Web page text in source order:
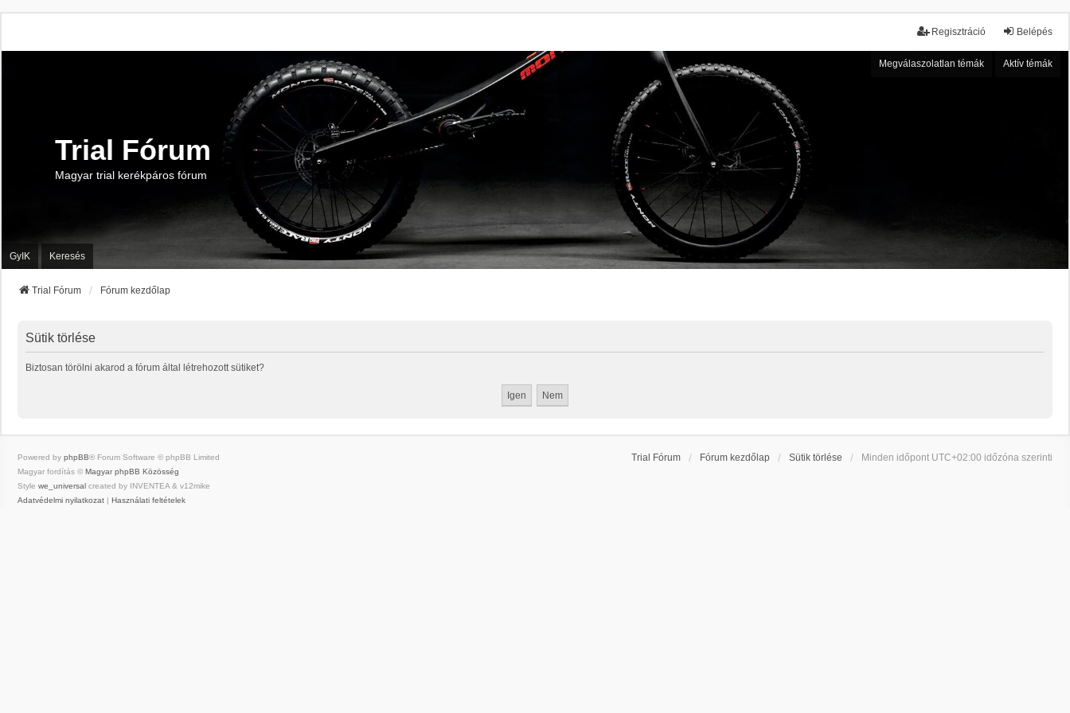
Belépés
Regisztráció
Megválaszolatlan témák Aktív témák
Trial Fórum
Magyar trial kerékpáros fórum
GyIK Keresés
Trial Fórum Fórum kezdőlap
Sütik törlése
Biztosan törölni akarod a fórum által létrehozott sütiket?
Trial Fórum Fórum kezdőlap Sütik törlése Minden időpont UTC+02:00 időzóna szerinti
Powered by phpBB® Forum Software © phpBB Limited
Magyar fordítás © Magyar phpBB Közösség
Style we_universal created by INVENTEA & v12mike
Adatvédelmi nyilatkozat
Használati feltételek